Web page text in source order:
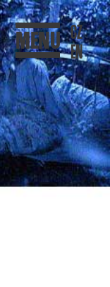
MENU CZ
EN